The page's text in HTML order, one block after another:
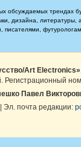
обсуждаемых трендах
дизайна,
писателями,
Art Electronics»
Регистрационный
Павел
| Эл. почта редакции: